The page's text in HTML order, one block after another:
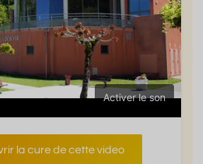
Activer le son
la cure de cette video